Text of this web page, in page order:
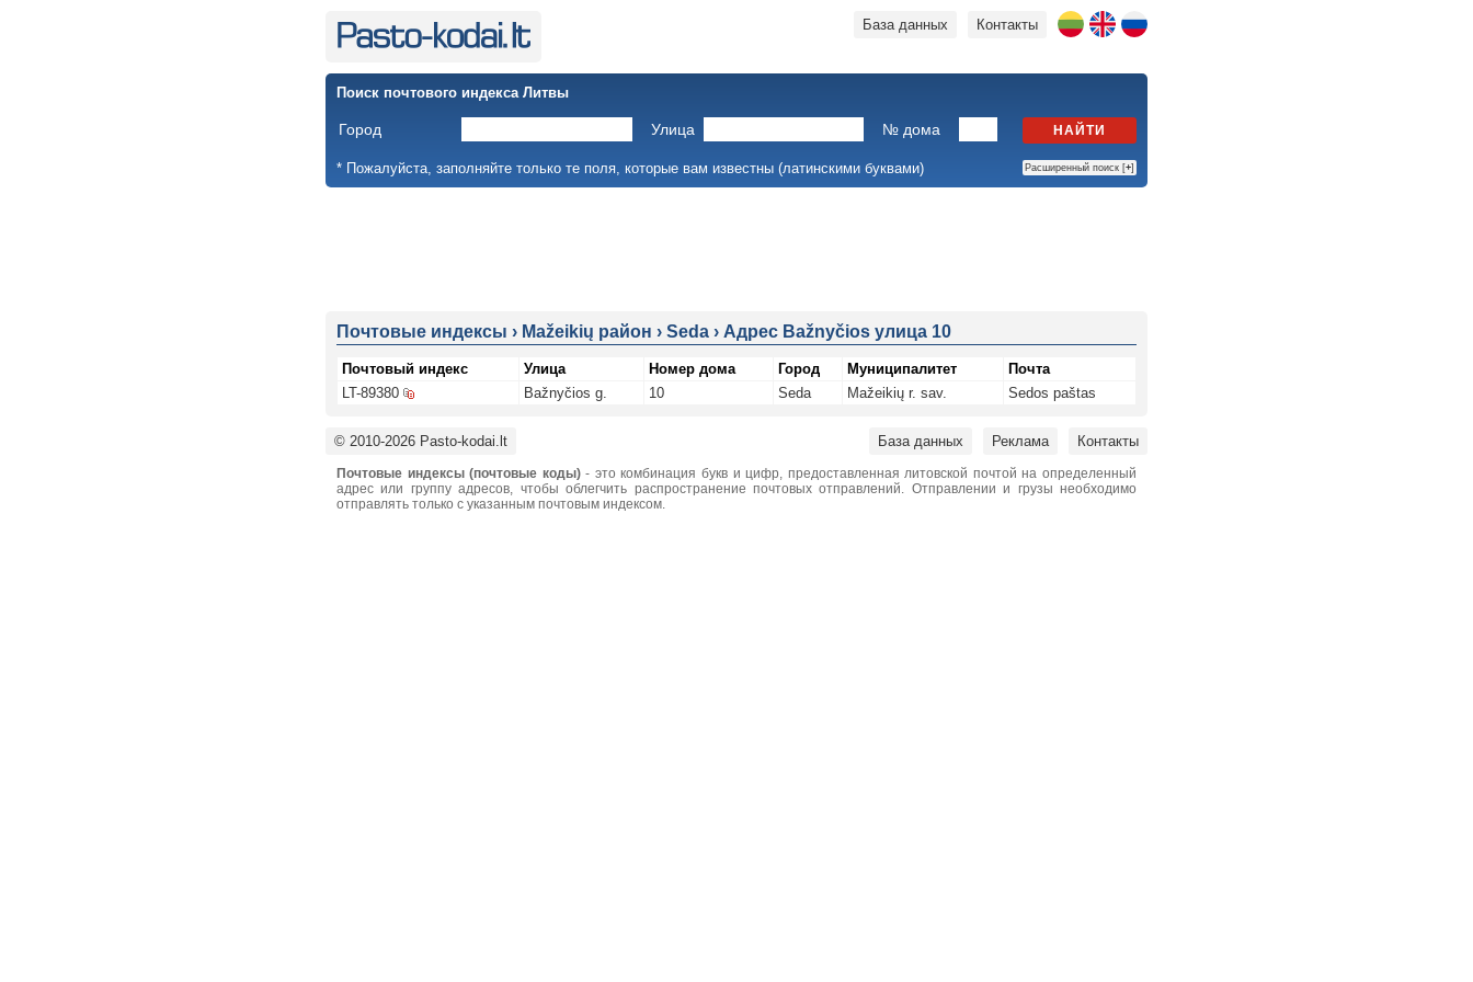
Контакты
База данных
Поиск почтового индекса Литвы
Город Улица № дома НАЙТИ
* Пожалуйста, заполняйте только те поля, которые вам известны (латинскими буквами) Расширенный поиск [+]
Почтовые индексы › Mažeikių район › Seda › Адрес Bažnyčios улица 10
Почтовый индекс Улица Номер дома Город Муниципалитет
Почта
LT-89380
Bažnyčios g. 10 Seda Mažeikių r. sav. Sedos paštas
© 2010-2026 Pasto-kodai.lt База данных Реклама Контакты
Почтовые индексы (почтовые коды)- это комбинация букв и цифр, предоставленная литовской почтой на определенный
адрес или группу адресов, чтобы облегчить распространение почтовых отправлений. Отправлении и грузы необходимо
отправлять только с указанным почтовым индексом.